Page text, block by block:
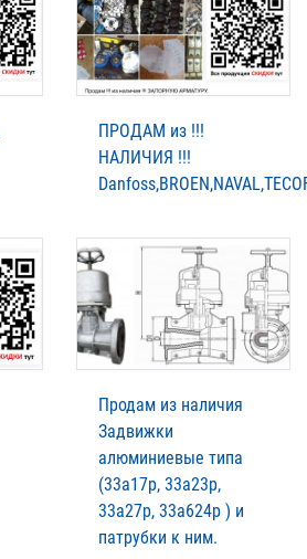
ПРОДАМ из !!!
НАЛИЧИЯ !!!
Продам из наличия
Задвижки
алюминиевые типа
(33а17р, 33а23р,
33а27р, 33а624р ) и
патрубки к ним.